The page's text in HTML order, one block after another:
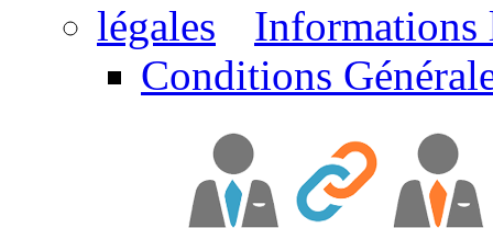
Informations
Conditions